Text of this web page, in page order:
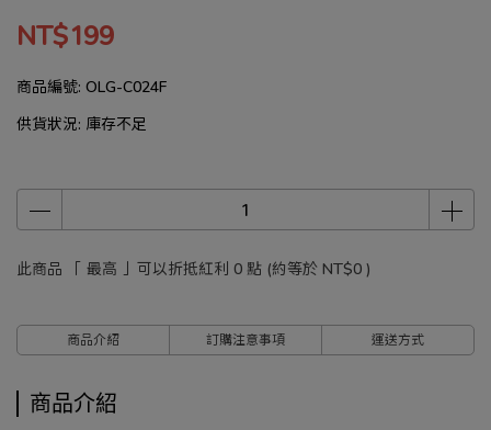
NT$199
商品編號: OLG-C024F
供貨狀況: 庫存不足
此商品 「 最高 」可以折抵紅利 0 點 (約等於 NT$0 )
商品介紹 訂購注意事項 運送方式
商品介紹